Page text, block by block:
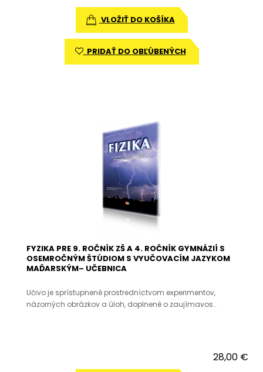
VLOŽIŤ DO KOŠÍKA
PRIDAŤ DO OBĽÚBENÝCH
FYZIKA PRE 9. ROČNÍK ZŠ A 4. ROČNÍK GYMNÁZIÍ S
OSEMROČNÝM ŠTÚDIOM S VYUČOVACÍM JAZYKOM
MAĎARSKÝM– UČEBNICA
Učivo je sprístupnené prostredníctvom experimentov,
názorných obrázkov a úloh, doplnené o zaujímavos..
28,00 €